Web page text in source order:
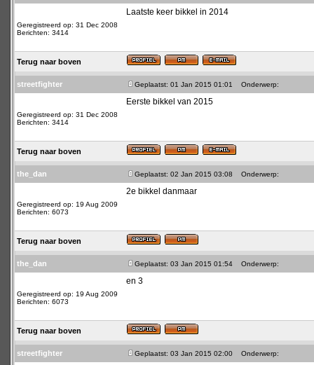
Geregistreerd op: 31 Dec 2008
Berichten: 3414
Laatste keer bikkel in 2014
Terug naar boven
streetfighter Geplaatst: 01 Jan 2015 01:01 Onderwerp:
Geregistreerd op: 31 Dec 2008
Berichten: 3414
Eerste bikkel van 2015
Terug naar boven
the_dan Geplaatst: 02 Jan 2015 03:08 Onderwerp:
Geregistreerd op: 19 Aug 2009
Berichten: 6073
2e bikkel danmaar
Terug naar boven
the_dan Geplaatst: 03 Jan 2015 01:54 Onderwerp:
Geregistreerd op: 19 Aug 2009
Berichten: 6073
en 3
Terug naar boven
streetfighter Geplaatst: 03 Jan 2015 02:00 Onderwerp: